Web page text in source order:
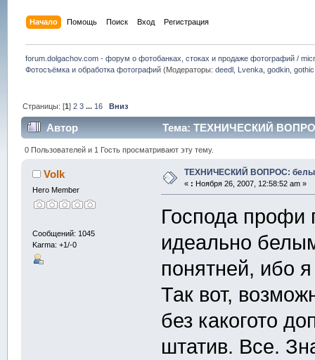
Начало Помощь Поиск Вход Регистрация
forum.dolgachov.com - форум о фотобанках, стоках и продаже фотографий /
Фотосъёмка и обработка фотографий (Модераторы:deedl Lvenka ,godkin ,gothic
Страницы: [1]2 3 ... 16 Вниз
Автор Тема: ТЕХНИЧЕСКИЙ
0 Пользователей и 1 Гость просматривают эту тему.
Volk
Hero Member
Сообщений: 1045
Karma: +1/-0
ТЕХНИЧЕСКИЙ ВОПРОС:
« : Ноября 26, 2007, 12:58:52 am »
Господа профи
идеально
понятней, ибо
Так вот,
без какогото
штатив. Все.